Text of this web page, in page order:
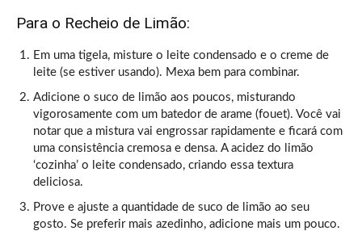
Para o Recheio de Limão:
Em uma tigela, misture o leite condensado e o creme de
leite (se estiver usando). Mexa bem para combinar.
Adicione o suco de limão aos poucos, misturando
vigorosamente com um batedor de arame (fouet). Você vai
notar que a mistura vai engrossar rapidamente e ficará com
uma consistência cremosa e densa. A acidez do limão
‘cozinha’ o leite condensado, criando essa textura
deliciosa.
Prove e ajuste a quantidade de suco de limão ao seu
gosto. Se preferir mais azedinho, adicione mais um pouco.